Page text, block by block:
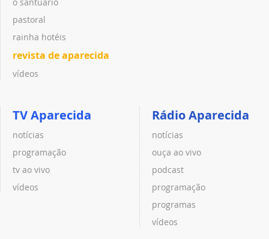
o santuário
pastoral
rainha hotéis
revista de aparecida
vídeos
TV Aparecida
notícias
programação
tv ao vivo
vídeos
Rádio Aparecida
notícias
ouça ao vivo
podcast
programação
programas
vídeos